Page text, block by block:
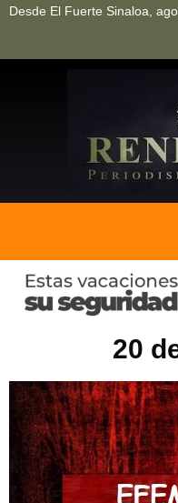
Desde El Fuerte Sinaloa,
20